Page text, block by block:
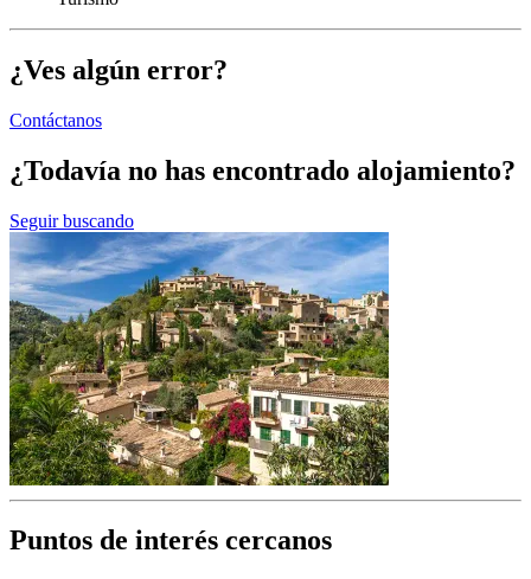
¿Ves algún error?
Contáctanos
¿Todavía no has encontrado alojamiento?
Seguir buscando
Puntos de interés cercanos